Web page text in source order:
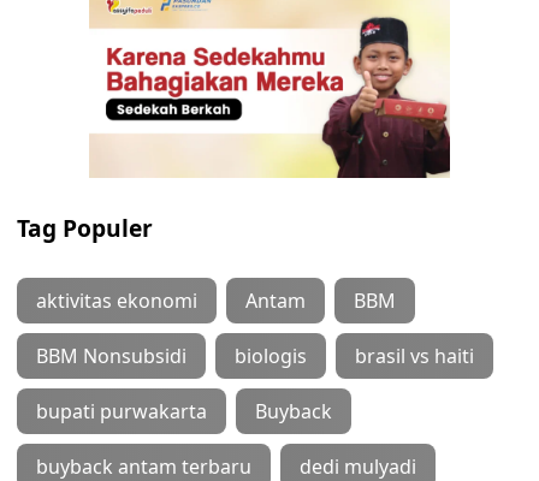
Tag Populer
aktivitas ekonomi Antam BBM
BBM Nonsubsidi biologis brasil vs haiti
bupati purwakarta Buyback
buyback antam terbaru dedi mulyadi